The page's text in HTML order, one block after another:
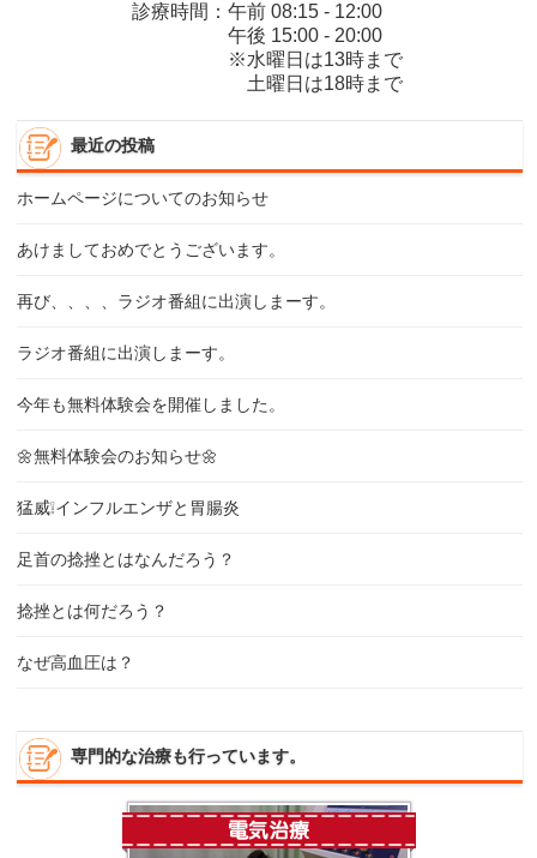
診療時間：午前 08:15 - 12:00
午後 15:00 - 20:00
※水曜日は13時まで
土曜日は18時まで
最近の投稿
ホームページについてのお知らせ
あけましておめでとうございます。
再び、、、、ラジオ番組に出演しまーす。
ラジオ番組に出演しまーす。
今年も無料体験会を開催しました。
🌼無料体験会のお知らせ🌼
猛威❕インフルエンザと胃腸炎
足首の捻挫とはなんだろう？
捻挫とは何だろう？
なぜ高血圧は？
専門的な治療も行っています。